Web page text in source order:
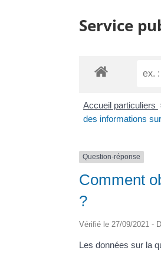
Service
Accueil particuliers
des informations
Question-réponse
Comment
?
Vérifié le 27/09/2021 -
Les données sur la